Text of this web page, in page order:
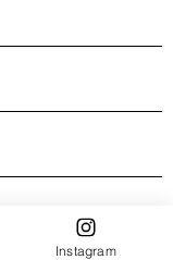
Instagram